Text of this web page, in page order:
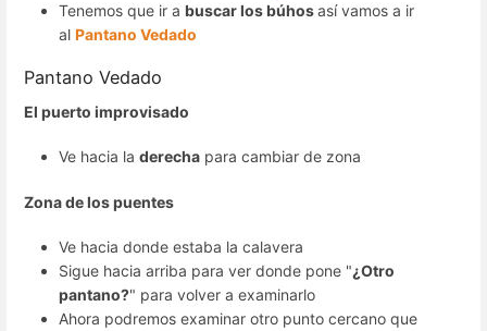
Tenemos que ir a buscar los búhosasí vamos a ir
al Pantano Vedado
Pantano Vedado
El puerto improvisado
Ve hacia la derecha para cambiar de zona
Zona de los puentes
Ve hacia donde estaba la calavera
Sigue hacia arriba para ver donde pone "¿Otro
pantano?" para volver a examinarlo
Ahora podremos examinar otro punto cercano que